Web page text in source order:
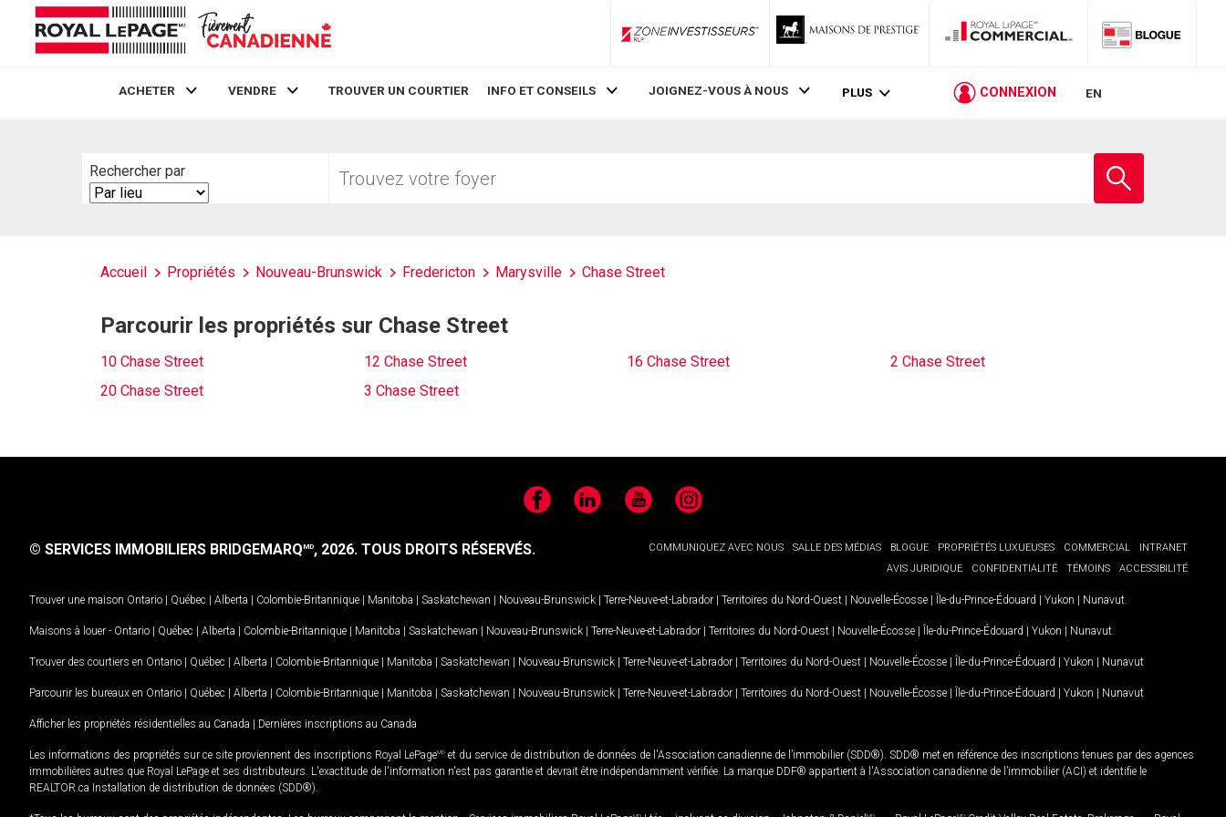
ZoneInvestisseurs RLP
ACHETER VENDRE TROUVER UN COURTIER INFO ET CONSEILS JOIGNEZ-VOUS À NOUS PLUS CONNEXION EN
Rechercher par
Search
By
votre
Accueil Propriétés Nouveau-Brunswick Fredericton Marysville Chase Street
Parcourir les propriétés sur Chase Street
10 Chase Street 12 Chase Street 16 Chase Street
2 Chase Street
20 Chase Street
3 Chase Street
FacebookLinkedIn YouTubeInstagram
COMMUNIQUEZ AVEC NOUS SALLE DES MÉDIAS BLOGUE PROPRIÉTÉS LUXUEUSES COMMERCIAL
INTRANET
AVIS JURIDIQUE
CONFIDENTIALITÉ TÉMOINS ACCESSIBILITÉ
© SERVICES IMMOBILIERS BRIDGEMARQMD, 2026. TOUS DROITS RÉSERVÉS.
Trouver une maison Ontario | Québec | Alberta | Colombie-Britannique | Manitoba | Saskatchewan | Nouveau-Brunswick | Terre-Neuve-et-Labrador | Territoires du Nord-Ouest | Nouvelle-Écosse | Île-du-Prince-Édouard | Yukon | Nunavut
Maisons à louer - Ontario | Québec | Alberta | Colombie-Britannique | Manitoba | Saskatchewan | Nouveau-Brunswick | Terre-Neuve-et-Labrador | Territoires du Nord-Ouest | Nouvelle-Écosse | Île-du-Prince-Édouard | Yukon | Nunavut
Trouver des courtiers en Ontario | Québec | Alberta | Colombie-Britannique | Manitoba | Saskatchewan | Nouveau-Brunswick | Terre-Neuve-et-Labrador | Territoires du Nord-Ouest | Nouvelle-Écosse | Île-du-Prince-Édouard | Yukon | Nunavut
Parcourir les bureaux en Ontario | Québec | Alberta | Colombie-Britannique | Manitoba | Saskatchewan | Nouveau-Brunswick | Terre-Neuve-et-Labrador | Territoires du Nord-Ouest | Nouvelle-Écosse | Île-du-Prince-Édouard | Yukon | Nunavut
Afficher les propriétés résidentielles au Canada | Dernières inscriptions au Canada
Les informations des propriétés sur ce site proviennent des inscriptions Royal LePageMD et du service de distribution de données de l'Association canadienne de l’immobilier (SDD®). SDD® met en référence des inscriptions tenues par des agences
immobilières autres que Royal LePage et ses distributeurs. L'exactitude de l'information n'est pas garantie et devrait être indépendamment vérifiée. La marque DDF® appartient à l'Association canadienne de l’immobilier (ACI) et identifie le
REALTOR.ca Installation de distribution de données (SDD®).
MD MD MD